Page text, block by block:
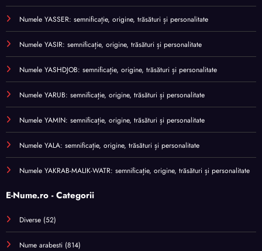
Numele YASSER: semnificație, origine, trăsături și personalitate
Numele YASIR: semnificație, origine, trăsături și personalitate
Numele YASHDJOB: semnificație, origine, trăsături și personalitate
Numele YARUB: semnificație, origine, trăsături și personalitate
Numele YAMIN: semnificație, origine, trăsături și personalitate
Numele YALA: semnificație, origine, trăsături și personalitate
Numele YAKRAB-MALIK-WATR: semnificație, origine, trăsături și personalitate
E-Nume.ro - Categorii
Diverse (52)
Nume arabesti (814)